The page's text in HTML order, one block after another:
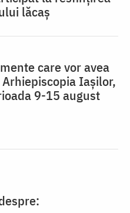
lăcaș
care vor avea
Iaşilor,
9-15 august